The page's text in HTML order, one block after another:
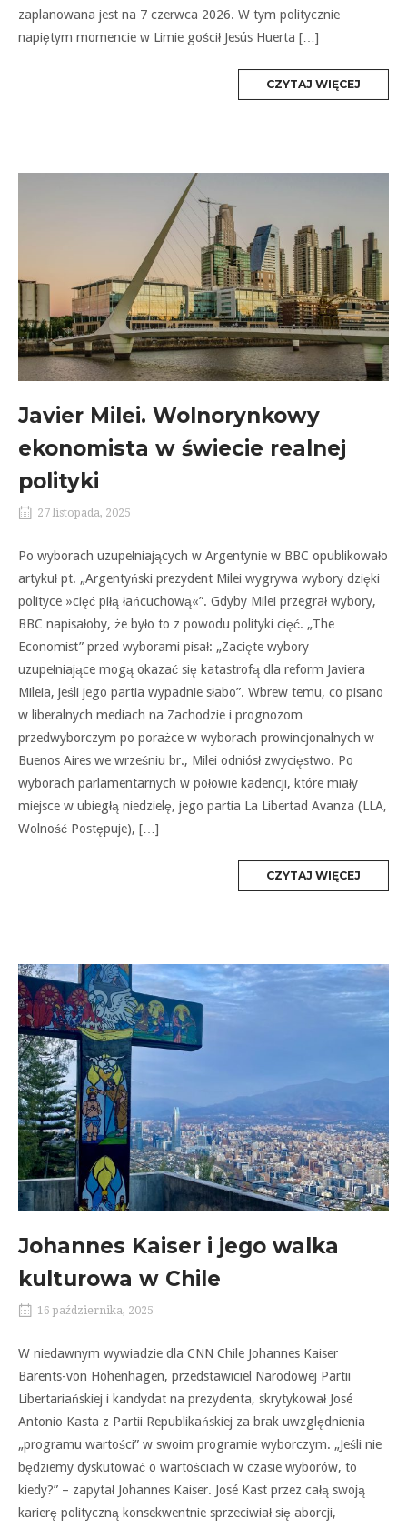
zaplanowana jest na 7 czerwca 2026. W tym politycznie
napiętym momencie w Limie gościł Jesús Huerta […]
CZYTAJ WIĘCEJ
Javier Milei. Wolnorynkowy
ekonomista w świecie realnej
polityki
27 listopada, 2025
Po wyborach uzupełniających w Argentynie w BBC opublikowało
artykuł pt. „Argentyński prezydent Milei wygrywa wybory dzięki
polityce »cięć piłą łańcuchową«”. Gdyby Milei przegrał wybory,
BBC napisałoby, że było to z powodu polityki cięć. „The
Economist” przed wyborami pisał: „Zacięte wybory
uzupełniające mogą okazać się katastrofą dla reform Javiera
Mileia, jeśli jego partia wypadnie słabo”. Wbrew temu, co pisano
w liberalnych mediach na Zachodzie i prognozom
przedwyborczym po porażce w wyborach prowincjonalnych w
Buenos Aires we wrześniu br., Milei odniósł zwycięstwo. Po
wyborach parlamentarnych w połowie kadencji, które miały
miejsce w ubiegłą niedzielę, jego partia La Libertad Avanza (LLA,
Wolność Postępuje), […]
CZYTAJ WIĘCEJ
Johannes Kaiser i jego walka
kulturowa w Chile
16 października, 2025
W niedawnym wywiadzie dla CNN Chile Johannes Kaiser
Barents-von Hohenhagen, przedstawiciel Narodowej Partii
Libertariańskiej i kandydat na prezydenta, skrytykował José
Antonio Kasta z Partii Republikańskiej za brak uwzględnienia
„programu wartości” w swoim programie wyborczym. „Jeśli nie
będziemy dyskutować o wartościach w czasie wyborów, to
kiedy?” – zapytał Johannes Kaiser. José Kast przez całą swoją
karierę polityczną konsekwentnie sprzeciwiał się aborcji,